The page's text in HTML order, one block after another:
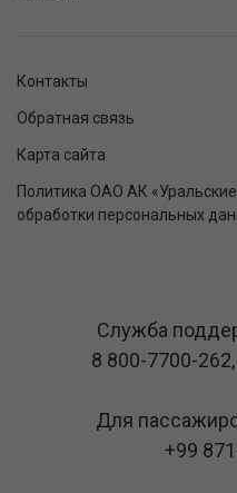
Контакты
Обратная связь
Карта сайта
Политика ОАО АК
обработки персональных
Служба
8 800-7700-262,
Для
+99